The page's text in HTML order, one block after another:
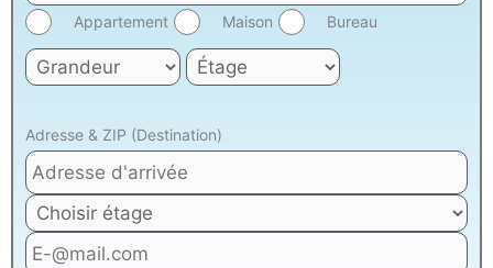
Appartement Maison Bureau
Adresse & ZIP (Destination)